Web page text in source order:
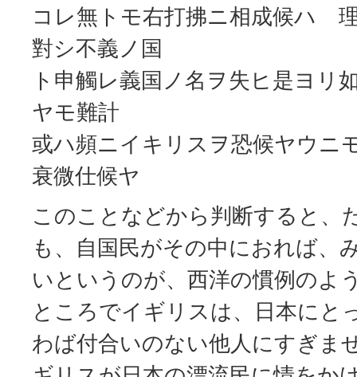
コレ無トモ右打拂ニ相成候ハゝ
對シ不義ノ国
ト申觸レ義国ノ名ヲ失ヒ是ヨリ
ヤモ難計
或ハ頻ニイキリスヲ恐候ヤウニ
衰微仕候ヤ
このことなどから判断すると、
も、自国民がその中におれば、
いというのが、西洋の慣例のよ
ところでイギリスは、日本にと
わば付合いのない他人にすぎま